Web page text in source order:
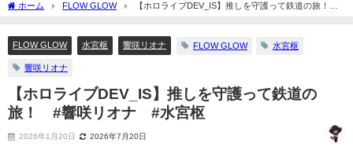
ホーム FLOW GLOW
【ホロライブDEV_IS】推しを守護って鉄道の旅！ #
響咲リオナ #水宮枢
FLOW GLOW 水宮枢 響咲リオナ FLOW GLOW 水宮枢
響咲リオナ
【ホロライブDEV_IS】推しを守護って鉄道の
旅！ #響咲リオナ #水宮枢
2026年1月20日 2026年7月20日